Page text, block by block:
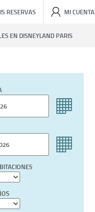
RESERVAS MI CUENTA
EN DISNEYLAND PARIS